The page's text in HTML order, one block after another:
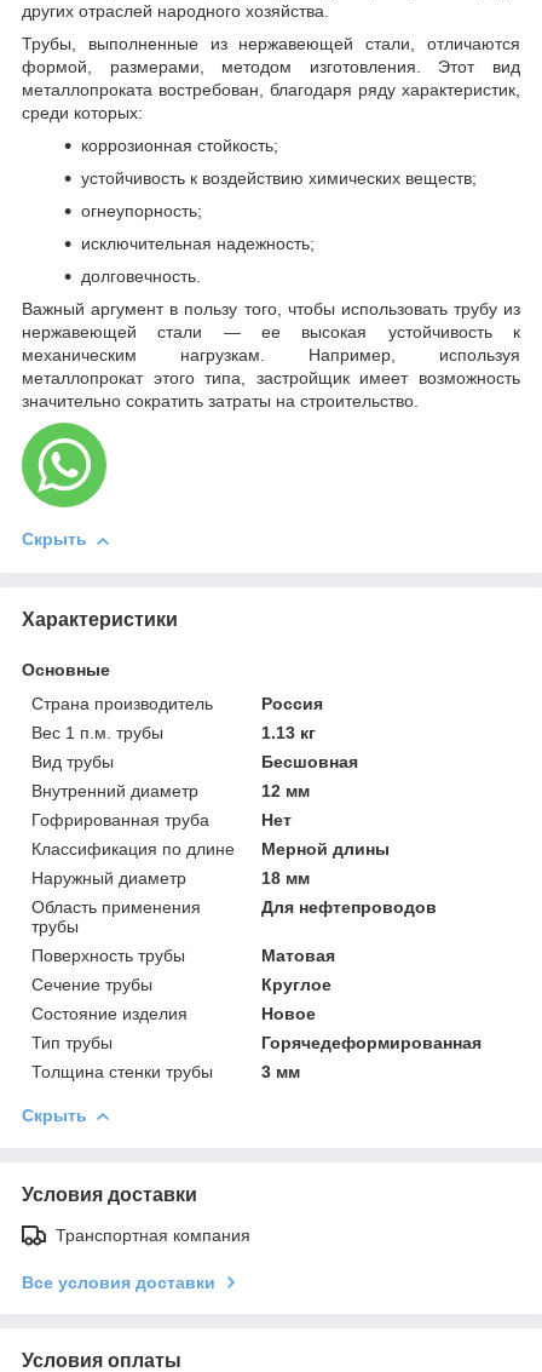
других отраслей народного хозяйства.
Трубы, выполненные из нержавеющей стали, отличаются
формой, размерами, методом изготовления. Этот вид
металлопроката востребован, благодаря ряду характеристик,
среди которых:
коррозионная стойкость;
устойчивость к воздействию химических веществ;
огнеупорность;
исключительная надежность;
долговечность.
Важный аргумент в пользу того, чтобы использовать трубу из
нержавеющей стали — ее высокая устойчивость к
механическим нагрузкам. Например, используя
металлопрокат этого типа, застройщик имеет возможность
значительно сократить затраты на строительство.
Скрыть
Характеристики
Основные
Страна производитель
Россия
Вес 1 п.м. трубы
1.13 кг
Вид трубы
Бесшовная
Внутренний диаметр
12 мм
Гофрированная труба
Нет
Классификация по длине
Мерной длины
Наружный диаметр
18 мм
Область применения
трубы
Для нефтепроводов
Поверхность трубы
Матовая
Сечение трубы
Круглое
Состояние изделия
Новое
Тип трубы
Горячедеформированная
Толщина стенки трубы
3 мм
Скрыть
Условия доставки
Транспортная компания
Все условия доставки
Условия оплаты